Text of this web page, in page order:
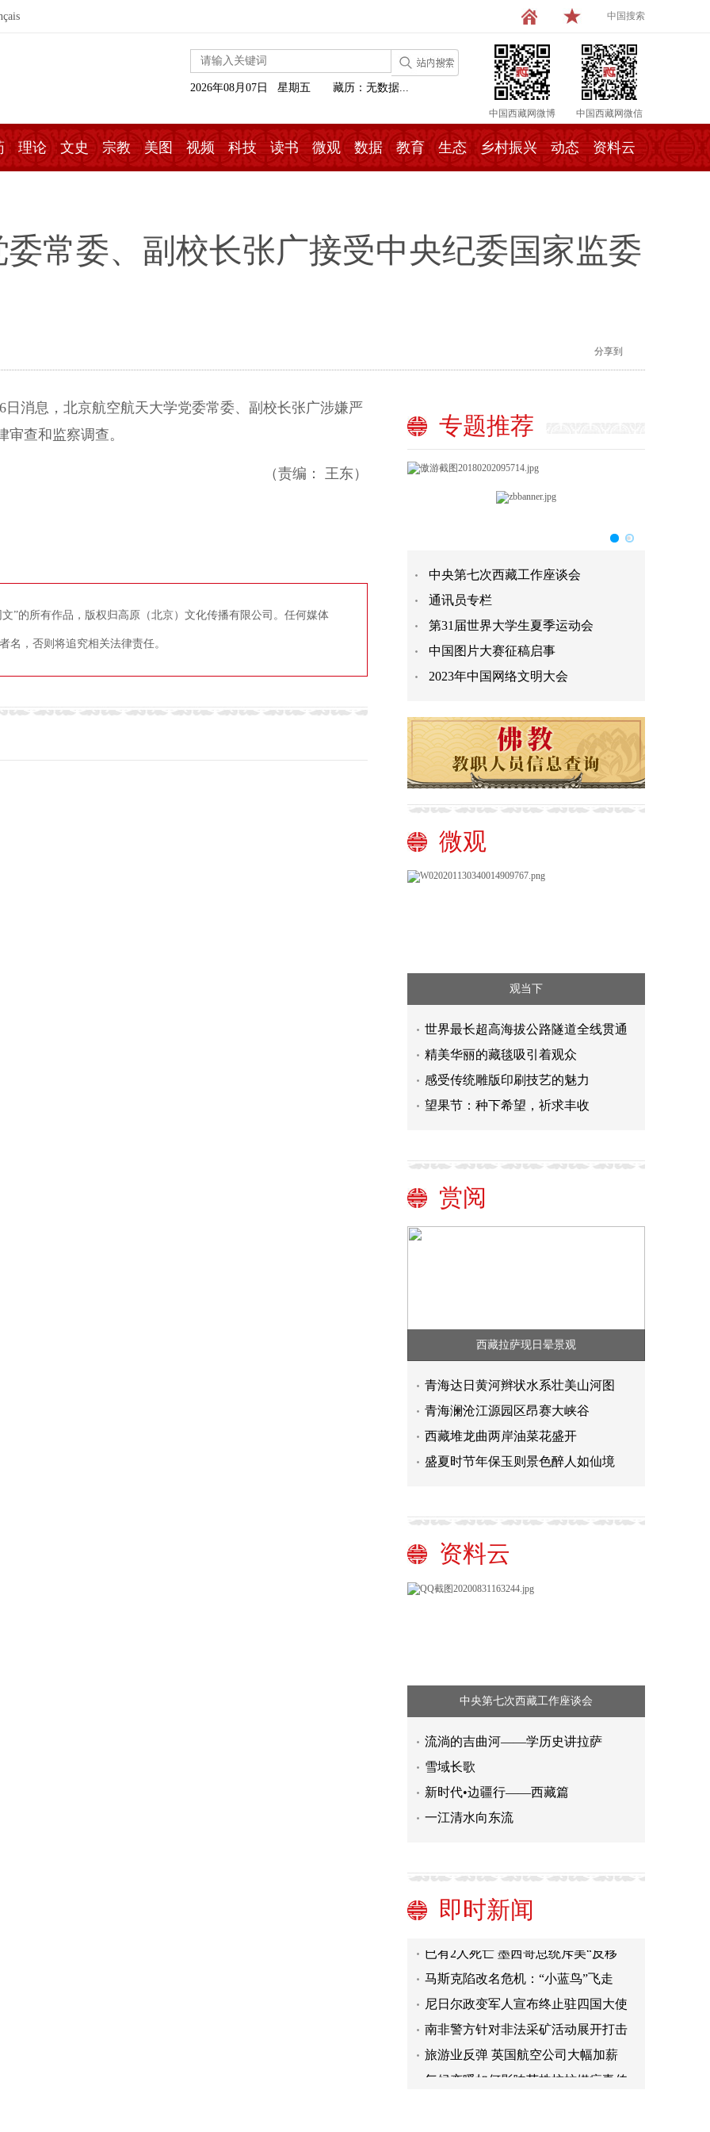
中国搜索
中国西藏网微博 中国西藏网微信
2026年08月07日 星期五 藏历：无数据...
理论 文史 宗教 美图 视频 科技 读书 微观 数据 教育 生态 乡村振兴 动态 资料云
常委、副校长张广接受中央纪委国家监委
分享到
息，北京航空航天大学党委常委、副校长张广涉嫌严
查和监察调查。
（责编： 王东）
”的所有作品，版权归高原（北京）文化传播有限公司。任何媒体
名，否则将追究相关法律责任。
专题推荐
中央第七次西藏工作座谈会
通讯员专栏
第31届世界大学生夏季运动会
中国图片大赛征稿启事
2023年中国网络文明大会
微观
观当下
世界最长超高海拔公路隧道全线贯通
精美华丽的藏毯吸引着观众
感受传统雕版印刷技艺的魅力
望果节：种下希望，祈求丰收
赏阅
西藏拉萨现日晕景观
青海达日黄河辫状水系壮美山河图
青海澜沧江源园区昂赛大峡谷
西藏堆龙曲两岸油菜花盛开
盛夏时节年保玉则景色醉人如仙境
资料云
中央第七次西藏工作座谈会
流淌的吉曲河——学历史讲拉萨
雪域长歌
新时代•边疆行——西藏篇
一江清水向东流
即时新闻
时-中新网
每两副眼镜中，就有一副的镜片产自
民”浮标“毫无人道”
马斯克陷改名危机：“小蓝鸟”飞走
后，“X”一波三折
尼日尔政变军人宣布终止驻四国大使
职能 巴祖姆发文呼吁结束政变
南非警方针对非法采矿活动展开打击
行动 共计逮捕79人
旅游业反弹 英国航空公司大幅加薪
气候变暖如何影响菌株抗蚊媒病毒传